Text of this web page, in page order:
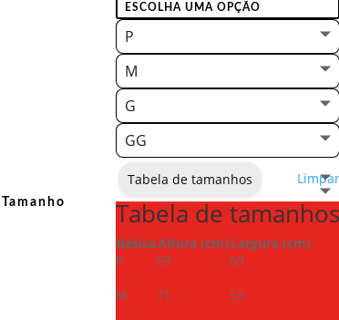
Tamanho
P
M
G
GG
Limpar
Tabela de tamanhos
Tabela de tamanhos
BásicaAltura (cm) Largura (cm)
P
69
50
M
71
53